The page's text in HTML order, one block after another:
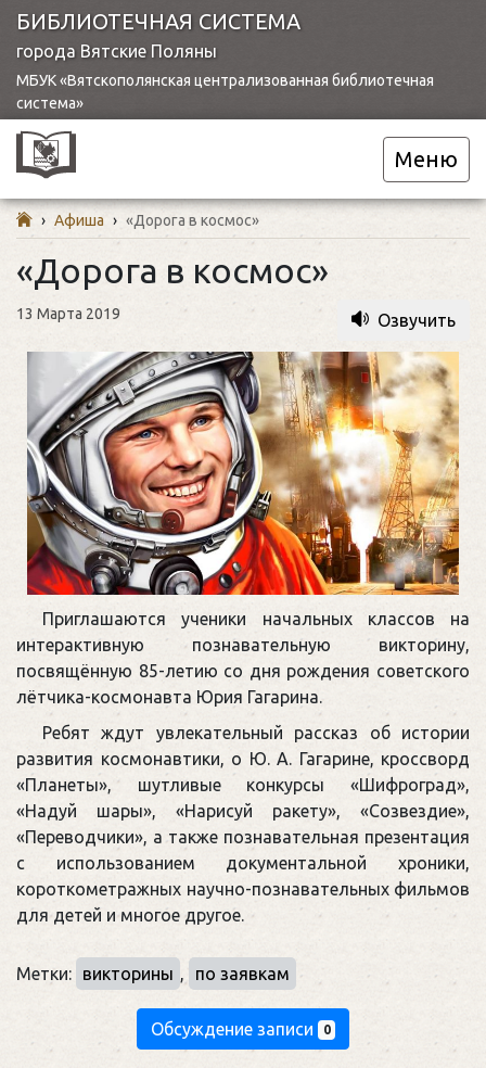
БИБЛИОТЕЧНАЯ СИСТЕМА
города Вятские Поляны
МБУК «Вятскополянская централизованная библиотечная
система»
Меню
› Афиша › «Дорога в космос»
«Дорога в космос»
13 Марта 2019 Озвучить
Приглашаются ученики начальных классов на
интерактивную познавательную викторину,
посвящённую 85-летию со дня рождения советского
лётчика-космонавта Юрия Гагарина.
Ребят ждут увлекательный рассказ об истории
развития космонавтики, о Ю. А. Гагарине, кроссворд
«Планеты», шутливые конкурсы «Шифроград»,
«Надуй шары», «Нарисуй ракету», «Созвездие»,
«Переводчики», а также познавательная презентация
с использованием документальной хроники,
короткометражных научно-познавательных фильмов
для детей и многое другое.
Метки: викторины , по заявкам
Обсуждение записи 0